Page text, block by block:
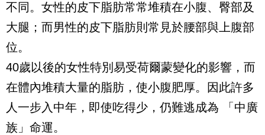
不同。女性的皮下脂肪常常堆積在小腹、臀部及
大腿；而男性的皮下脂肪則常見於腰部與上腹部
位。
40歲以後的女性特別易受荷爾蒙變化的影響，而
在體內堆積大量的脂肪，使小腹肥厚。因此許多
人一步入中年，即使吃得少，仍難逃成為 「中廣
族」命運。